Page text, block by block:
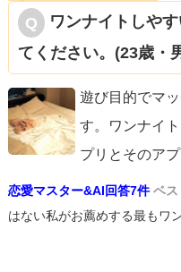
ワンナイトしや
てください。(23歳・
遊び目的でマ
す。ワンナイ
プリとそのア
恋愛マスター&AI回答7件 ベス
はない私がお薦めする最もワ